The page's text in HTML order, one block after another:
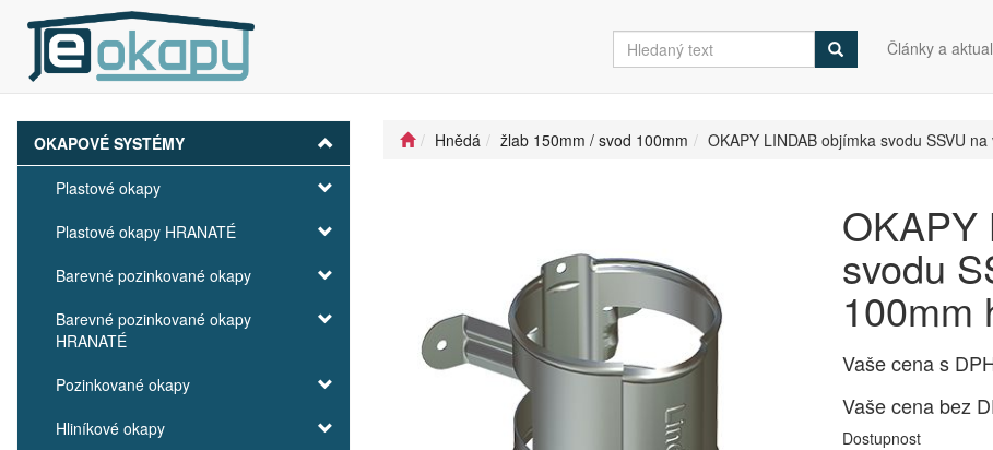
Články a
OKAPOVÉ SYSTÉMY
Plastové okapy
Plastové okapy HRANATÉ
Barevné pozinkované okapy
Barevné pozinkované okapy
HRANATÉ
Pozinkované okapy
Hliníkové okapy
Hnědá žlab 150mm / svod 100mm OKAPY LINDAB objímka svodu SSVU
OKAPY
svodu
100mm
Vaše cena s
Vaše cena bez
Dostupnost